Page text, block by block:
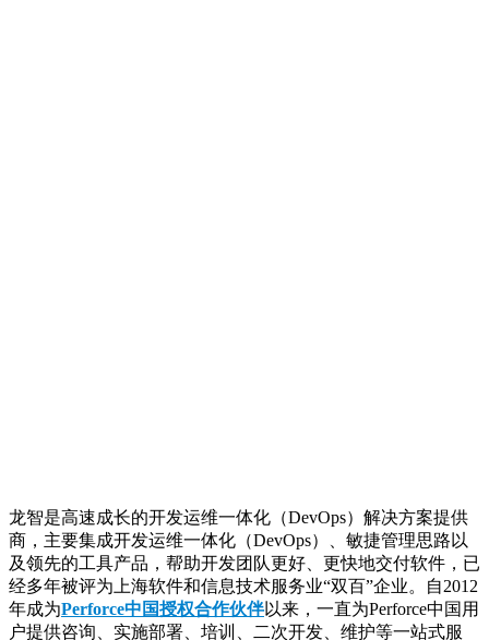
龙智是高速成长的开发运维一体化（DevOps）解决方案提供
商，主要集成开发运维一体化（DevOps）、敏捷管理思路以
及领先的工具产品，帮助开发团队更好、更快地交付软件，已
经多年被评为上海软件和信息技术服务业“双百”企业。自2012
年成为Perforce中国授权合作伙伴以来，一直为Perforce中国用
户提供咨询、实施部署、培训、二次开发、维护等一站式服